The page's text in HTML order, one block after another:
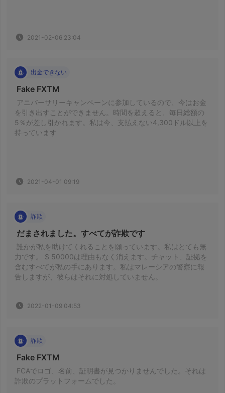
2021-02-06 23:04
出金できない
アニバーサリーキャンペーンに参加しているので、今はお金
を引き出すことができません。時間を超えると、毎日総額の
5％が差し引かれます。私は今、支払えない4,300ドル以上を
2021-04-01 09:19
詐欺
誰かが私を助けてくれることを願っています。私はとても無
力です。 $ 50000は理由もなく消えます。チャット、証拠を
含むすべてが私の手にあります。私はマレーシアの警察に報
2022-01-09 04:53
詐欺
FCAでロゴ、名前、証明書が見つかりませんでした。それは